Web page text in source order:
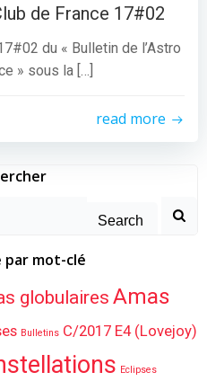
de France 17#02
du « Bulletin de l’Astro
» sous la […]
read more
par mot-clé
globulaires Amas
Bulletins C/2017 E4 (Lovejoy)
Eclipses